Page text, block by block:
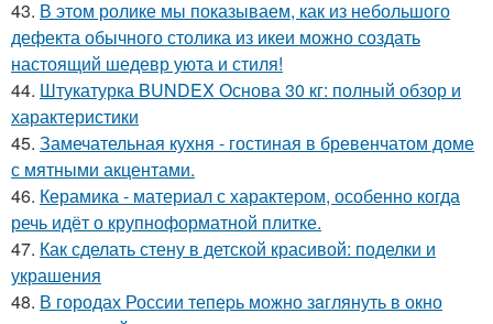
43. В этом ролике мы показываем, как из небольшого
дефекта обычного столика из икеи можно создать
настоящий шедевр уюта и стиля!
44. Штукатурка BUNDEX Основа 30 кг: полный обзор и
характеристики
45. Замечательная кухня - гостиная в бревенчатом доме
с мятными акцентами.
46. Керамика - материал с характером, особенно когда
речь идёт о крупноформатной плитке.
47. Как сделать стену в детской красивой: поделки и
украшения
48. В городах России тепеpь можно зaглянуть в окно